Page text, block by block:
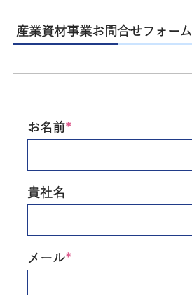
産業資材事業お問合せフォーム
お名前*
貴社名
メール*